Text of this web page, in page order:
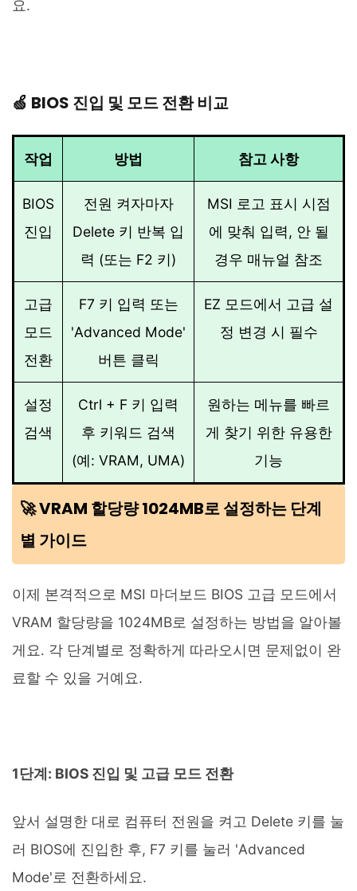
요.
🍏 BIOS 진입 및 모드 전환 비교
작업 방법 참고 사항
BIOS
진입
전원 켜자마자
Delete 키 반복 입
력 (또는 F2 키)
MSI 로고 표시 시점
에 맞춰 입력, 안 될
경우 매뉴얼 참조
고급
모드
전환
F7 키 입력 또는
'Advanced Mode'
버튼 클릭
EZ 모드에서 고급 설
정 변경 시 필수
설정
검색
Ctrl + F 키 입력
후 키워드 검색
(예: VRAM, UMA)
원하는 메뉴를 빠르
게 찾기 위한 유용한
기능
🚀 VRAM 할당량 1024MB로 설정하는 단계
별 가이드
이제 본격적으로 MSI 마더보드 BIOS 고급 모드에서
VRAM 할당량을 1024MB로 설정하는 방법을 알아볼
게요. 각 단계별로 정확하게 따라오시면 문제없이 완
료할 수 있을 거예요.
1단계: BIOS 진입 및 고급 모드 전환
앞서 설명한 대로 컴퓨터 전원을 켜고 Delete 키를 눌
러 BIOS에 진입한 후, F7 키를 눌러 'Advanced
Mode'로 전환하세요.